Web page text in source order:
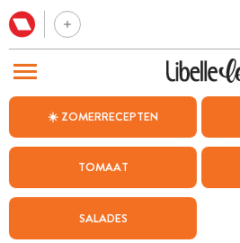
☀️ ZOMERRECEPTEN
TOMAAT
SALADES
BEZOEK ONZE ANDERE WEBSITES
WEEKMENU
CHAT MET MAIA